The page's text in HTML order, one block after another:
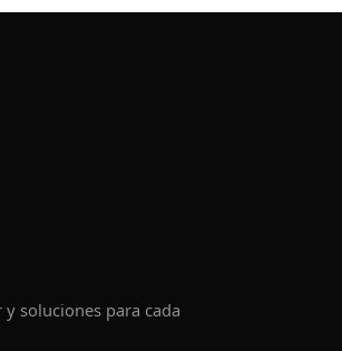
soluciones para cada